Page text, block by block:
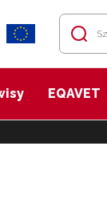
EQAVET